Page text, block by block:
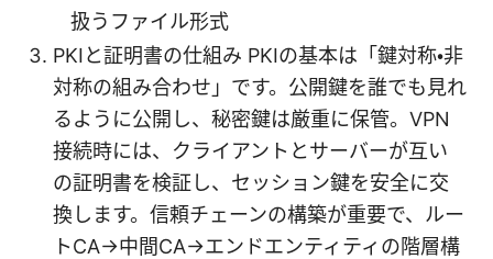
扱うファイル形式
PKIと証明書の仕組み PKIの基本は「鍵対称・非
対称の組み合わせ」です。公開鍵を誰でも見れ
るように公開し、秘密鍵は厳重に保管。VPN
接続時には、クライアントとサーバーが互い
の証明書を検証し、セッション鍵を安全に交
換します。信頼チェーンの構築が重要で、ルー
トCA→中間CA→エンドエンティティの階層構